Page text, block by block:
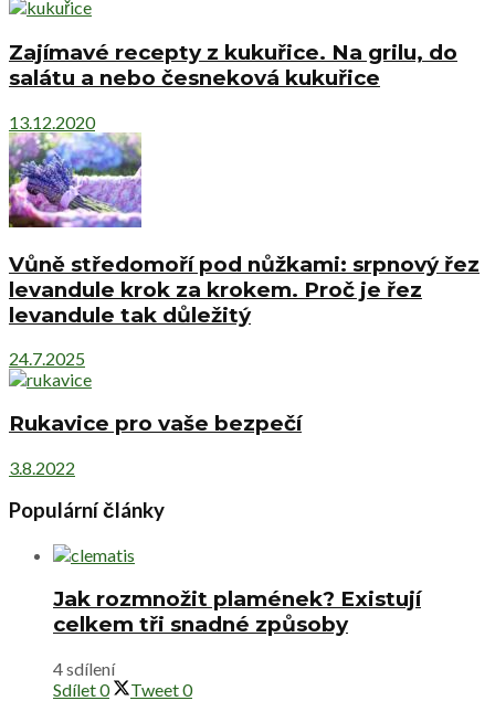
Zajímavé recepty z kukuřice. Na grilu, do
salátu a nebo česneková kukuřice
13.12.2020
Vůně středomoří pod nůžkami: srpnový řez
levandule krok za krokem. Proč je řez
levandule tak důležitý
24.7.2025
Rukavice pro vaše bezpečí
3.8.2022
Populární články
Jak rozmnožit plamének? Existují
celkem tři snadné způsoby
4 sdílení
Sdílet0 Tweet0